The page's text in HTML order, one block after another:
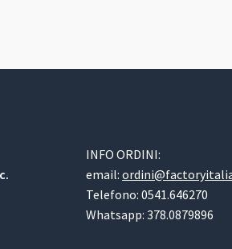
INFO ORDINI:
email:
Telefono: 0541.646270
Whatsapp: 378.0879896